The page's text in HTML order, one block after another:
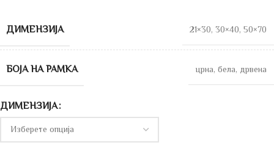
ДИМЕНЗИЈА 21×30, 30×40, 50×70
БОЈА НА РАМКА црна, бела, дрвена
ДИМЕНЗИЈА